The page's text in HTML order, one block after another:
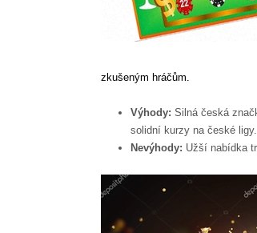
zkušeným hráčům.
Výhody: Silná česká
solidní kurzy na české ligy.
Nevýhody: Užší nabídka